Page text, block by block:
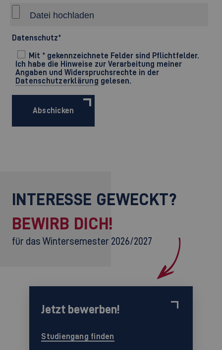
Datenschutz*
Ich habe die Hinweise zur Verarbeitung meiner
Angaben und Widerspruchsrechte in der
Datenschutzerklärung gelesen.
Abschicken
INTERESSE GEWECKT?
BEWIRB DICH!
für das Wintersemester 2026/2027
Jetzt bewerben!
Studiengang finden